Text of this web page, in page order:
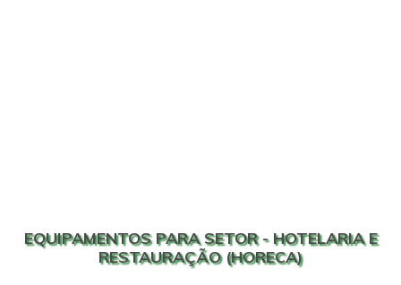
EQUIPAMENTOS PARA SETOR - HOTELARIA E
RESTAURAÇÃO (HORECA)